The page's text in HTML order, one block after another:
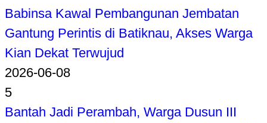
Babinsa Kawal Pembangunan Jembatan
Gantung Perintis di Batiknau, Akses Warga
Kian Dekat Terwujud
2026-06-08
5
Bantah Jadi Perambah, Warga Dusun III